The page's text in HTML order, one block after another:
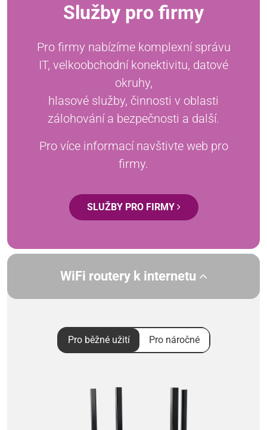
Služby pro firmy
Pro firmy nabízíme komplexní správu
IT, velkoobchodní konektivitu, datové
okruhy,
hlasové služby, činnosti v oblasti
zálohování a bezpečnosti a další.
Pro více informací navštivte web pro
firmy.
SLUŽBY PRO FIRMY
WiFi routery k internetu
Pro běžné užití Pro náročné